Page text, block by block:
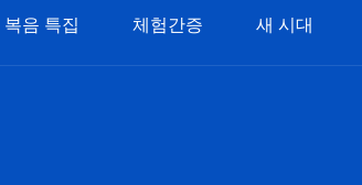
복음 특집 체험간증 새 시대